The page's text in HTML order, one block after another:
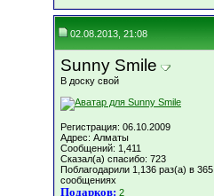
02.08.2013, 21:08
Sunny Smile
В доску свой
Регистрация: 06.10.2009
Адрес: Алматы
Сообщений: 1,411
Сказал(а) спасибо: 723
Поблагодарили 1,136 раз(а) в 365
сообщениях
Подарков: 2